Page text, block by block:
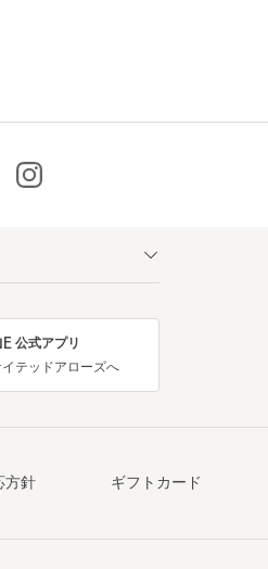
公式アプリ
テッドアローズへ
方針 ギフトカード